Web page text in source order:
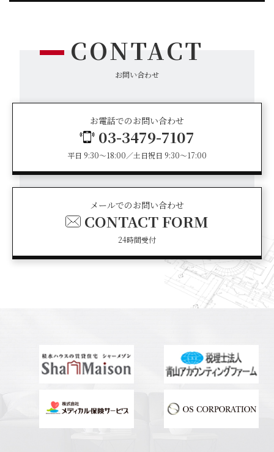
CONTACT
お問い合わせ
お電話でのお問い合わせ
03-3479-7107
平日 9:30～18:00／土日祝日 9:30～17:00
メールでのお問い合わせ
CONTACT FORM
24時間受付